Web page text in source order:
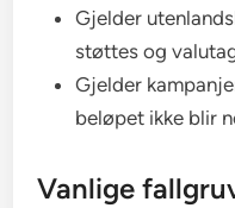
Gjelder
støttes og
Gjelder
beløpet ikke blir
Vanlige